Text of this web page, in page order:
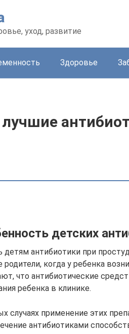
уход, развитие
Здоровье
детских
детям антибиотики при
родители, когда у ребенка
что антибиотические
ребенка в клинике.
случаях применение этих
антибиотиками